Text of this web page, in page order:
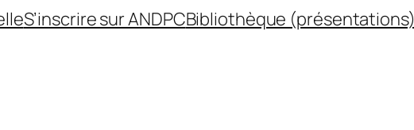
S’inscrire sur ANDPCBibliothèque (présentations)